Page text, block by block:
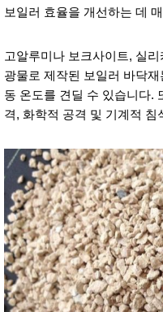
보일러 효율을 개선하는 데
고알루미나 보크사이트, 실
광물로 제작된 보일러 바닥
동 온도를 견딜 수 있습니다.
격, 화학적 공격 및 기계적 침